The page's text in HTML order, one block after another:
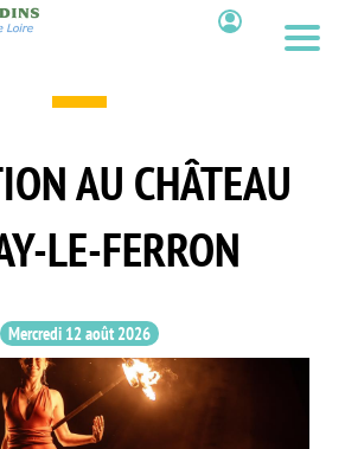
AU CHÂTEAU
LE-FERRON
Mercredi 12 août 2026